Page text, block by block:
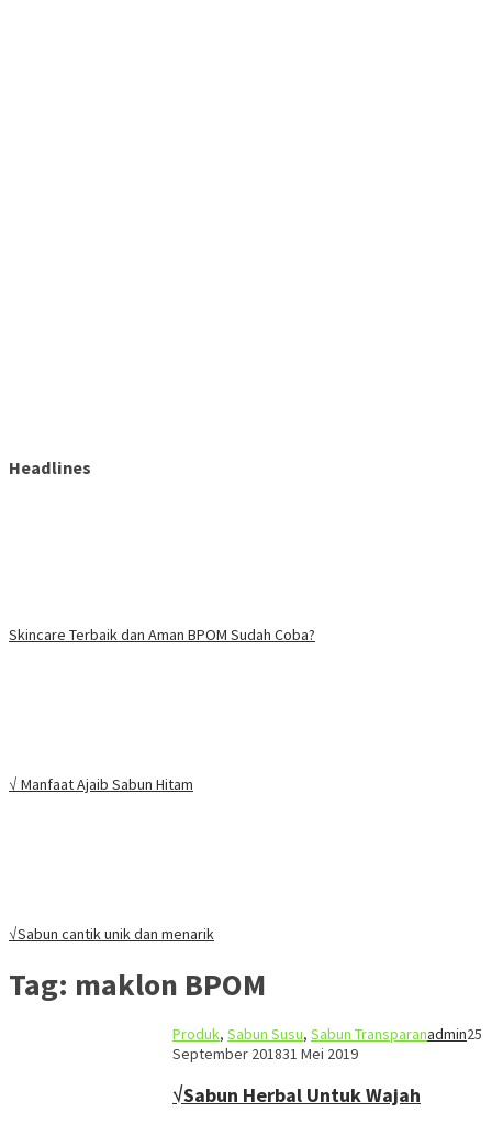
Headlines
Skincare Terbaik dan Aman BPOM Sudah Coba?
√ Manfaat Ajaib Sabun Hitam
√Sabun cantik unik dan menarik
Tag: maklon BPOM
Produk, Sabun Susu, Sabun Transparanadmin25
September 201831 Mei 2019
√Sabun Herbal Untuk Wajah